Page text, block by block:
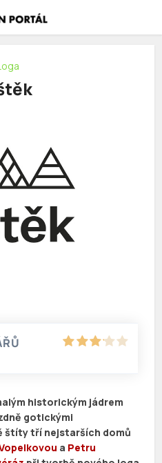
historickým jádrem
gotickými
štíty tří nejstarších domů
a Petru